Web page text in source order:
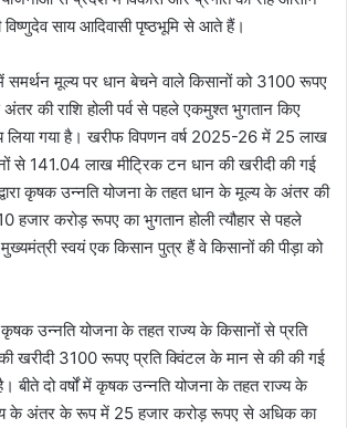
साय आदिवासी पृष्ठभूमि से आते हैं।
समर्थन मूल्य पर धान बेचने वाले किसानों को 3100 रूपए
की राशि होली पर्व से पहले एकमुश्त भुगतान किए
लिया गया है। खरीफ विपणन वर्ष 2025-26 में 25 लाख
से 141.04 लाख मीट्रिक टन धान की खरीदी की गई
कृषक उन्नति योजना के तहत धान के मूल्य के अंतर की
हजार करोड़ रूपए का भुगतान होली त्यौहार से पहले
स्वयं एक किसान पुत्र हैं वे किसानों की पीड़ा को
कृषक उन्नति योजना के तहत राज्य के किसानों से प्रति
खरीदी 3100 रूपए प्रति क्विंटल के मान से की की गई
बीते दो वर्षों में कृषक उन्नति योजना के तहत राज्य के
के अंतर के रूप में 25 हजार करोड़ रूपए से अधिक का